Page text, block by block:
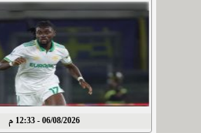
06/08/2026 - 12:33 م